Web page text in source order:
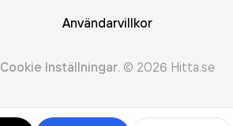
Användarvillkor
Cookie Inställningar. © 2026 Hitta.se